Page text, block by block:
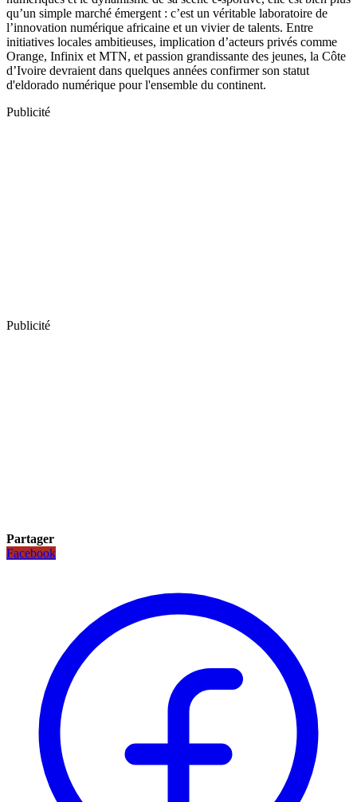
qu’un simple marché émergent : c’est un véritable laboratoire de
l’innovation numérique africaine et un vivier de talents. Entre
initiatives locales ambitieuses, implication d’acteurs privés comme
Orange, Infinix et MTN, et passion grandissante des jeunes, la Côte
d’Ivoire devraient dans quelques années confirmer son statut
d'eldorado numérique pour l'ensemble du continent.
Publicité
Publicité
Partager
Facebook